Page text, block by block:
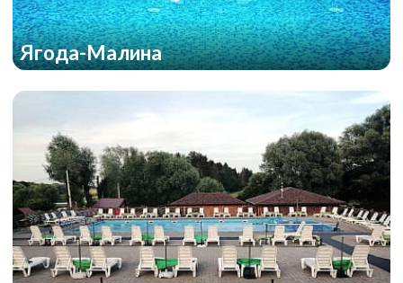
Ягода-Малина